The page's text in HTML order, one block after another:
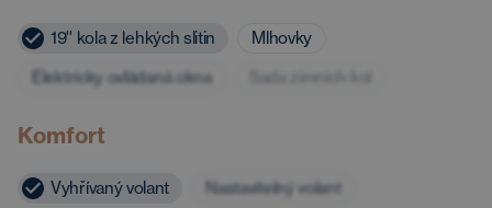
19'' kola z lehkých slitin
Mlhovky
Elektricky ovládaná okna
Sada zimních kol
Komfort
Vyhřívaný volant
Nastavitelný volant